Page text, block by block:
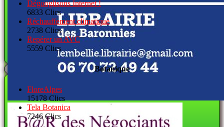
Dégooglisons Internet !
6833 Clics
Réchauffement climatique
2738 Clics
Repérer un AVC
5559 Clics
Botanique
FloreAlpes
15178 Clics
Tela Botanica
7246 Clics